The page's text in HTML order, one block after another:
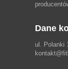
Dane
ul. Polanki